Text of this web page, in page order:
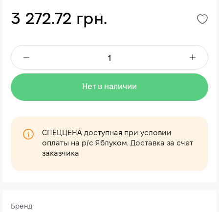
Бренд
3 272.72 грн.
Нет в наличии
СПЕЦЦЕНА доступная при условии
оплаты на р/с Яблуком. Доставка за счет
заказчика